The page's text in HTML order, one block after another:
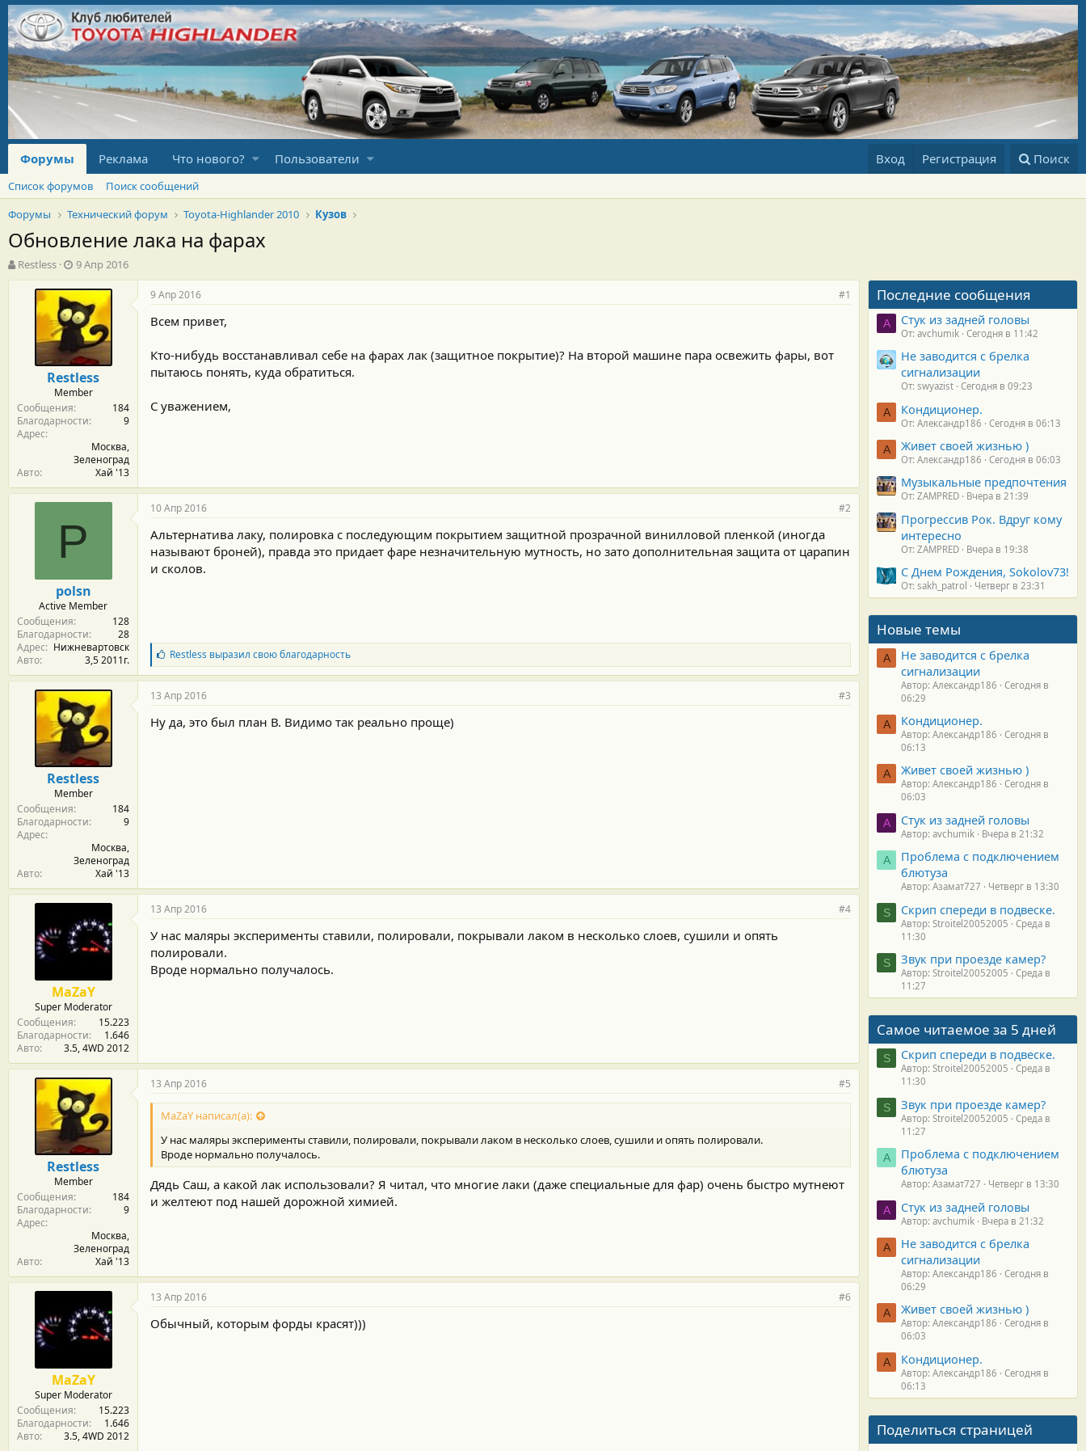
Форумы Реклама Что нового? Пользователи Вход Регистрация Поиск
Список форумов
Поиск сообщений
Форумы
Технический форум Toyota-Highlander 2010 Кузов
Обновление лака на фарах
А
в
Restless
Д
а
т
а
н
а
ч
а
л
а
9 Апр 2016
Restless
Member
Сообщения
184
Благодарности
9
Адрес
Москва,
Зеленоград
Авто
Хай '13
9 Апр 2016 #1
Всем привет,
Кто-нибудь восстанавливал себе на фарах лак (защитное покрытие)? На второй машине пара освежить фары, вот
пытаюсь понять, куда обратиться.
С уважением,
P
polsn
Active Member
Сообщения
128
Благодарности
28
Адрес
Нижневартовск
Авто
3,5 2011г.
10 Апр 2016 #2
Альтернатива лаку, полировка с последующим покрытием защитной прозрачной винилловой пленкой (иногда
называют броней), правда это придает фаре незначительную мутность, но зато дополнительная защита от царапин
и сколов.
Б
л
а
г
о
д
а
Restless выразил свою благодарность
Restless
Member
Сообщения
184
Благодарности
9
Адрес
Москва,
Зеленоград
Авто
Хай '13
13 Апр 2016 #3
Ну да, это был план В. Видимо так реально проще)
MaZaY
Super Moderator
Сообщения
15.223
Благодарности
1.646
Авто
3.5, 4WD 2012
13 Апр 2016 #4
У нас маляры эксперименты ставили, полировали, покрывали лаком в несколько слоев, сушили и опять
полировали.
Вроде нормально получалось.
Restless
Member
Сообщения
184
Благодарности
9
Адрес
Москва,
Зеленоград
Авто
Хай '13
13 Апр 2016 #5
MaZaY написал(а):
У нас маляры эксперименты ставили, полировали, покрывали лаком в несколько слоев, сушили и опять полировали.
Вроде нормально получалось.
Дядь Саш, а какой лак использовали? Я читал, что многие лаки (даже специальные для фар) очень быстро мутнеют
и желтеют под нашей дорожной химией.
MaZaY
Super Moderator
Сообщения
15.223
Благодарности
1.646
Авто
3.5, 4WD 2012
13 Апр 2016 #6
Обычный, которым форды красят)))
Последние сообщения
A Стук из задней головы
От: avchumik Сегодня в 11:42
Не заводится с брелка
сигнализации
От: swyazist Сегодня в 09:23
А Кондиционер.
От: Александр186 Сегодня в 06:13
А Живет своей жизнью )
От: Александр186 Сегодня в 06:03
Музыкальные предпочтения
От: ZAMPRED Вчера в 21:39
Прогрессив Рок. Вдруг кому
интересно
От: ZAMPRED Вчера в 19:38
С Днем Рождения, Sokolov73!
От: sakh_patrol Четверг в 23:31
Новые темы
А
Не заводится с брелка
сигнализации
Автор: Александр186
Сегодня в
06:29
А Кондиционер.
Автор: Александр186
Сегодня в
06:13
А Живет своей жизнью )
Автор: Александр186
Сегодня в
06:03
A Стук из задней головы
Автор: avchumik Вчера в 21:32
А
Проблема с подключением
блютуза
Автор: Азамат727 Четверг в 13:30
S Скрип спереди в подвеске.
Автор: Stroitel20052005
Среда в
11:30
S Звук при проезде камер?
Автор: Stroitel20052005
Среда в
11:27
Самое читаемое за 5 дней
S Скрип спереди в подвеске.
Автор: Stroitel20052005
Среда в
11:30
S Звук при проезде камер?
Автор: Stroitel20052005
Среда в
11:27
А
Проблема с подключением
блютуза
Автор: Азамат727 Четверг в 13:30
A Стук из задней головы
Автор: avchumik Вчера в 21:32
А
Не заводится с брелка
сигнализации
Автор: Александр186
Сегодня в
06:29
А Живет своей жизнью )
Автор: Александр186
Сегодня в
06:03
А Кондиционер.
Автор: Александр186
Сегодня в
06:13
Поделиться страницей